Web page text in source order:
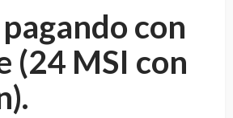
con
(24 MSI con